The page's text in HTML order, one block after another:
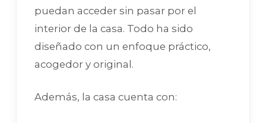
puedan acceder sin pasar por el
interior de la casa. Todo ha sido
diseñado con un enfoque práctico,
acogedor y original.
Además, la casa cuenta con: